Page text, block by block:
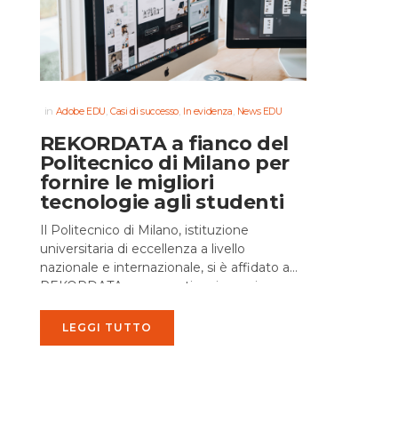
in Adobe EDU,Casi di successo, In evidenza, News EDU
REKORDATA a fianco del
Politecnico di Milano per
fornire le migliori
tecnologie agli studenti
Il Politecnico di Milano, istituzione
universitaria di eccellenza a livello
nazionale e internazionale, si è affidato a
REKORDATA per garantire ai propri
design,...
LEGGI TUTTO